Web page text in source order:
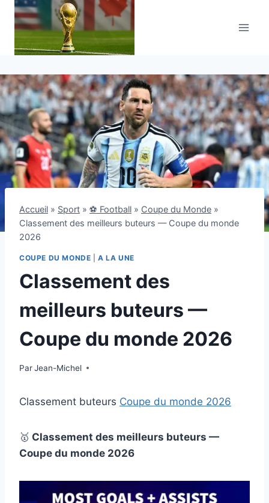
Aller
Accueil » Sport » ⚽ Football » Coupe du Monde »
Classement des meilleurs buteurs — Coupe du monde
2026
COUPE DU MONDE |A LA UNE
Classement des
meilleurs buteurs —
Coupe du monde 2026
ParJean-Michel
15 juillet 2026
Classement buteurs Coupe du monde 2026
🥇 Classement des meilleurs buteurs —
Coupe du monde 2026